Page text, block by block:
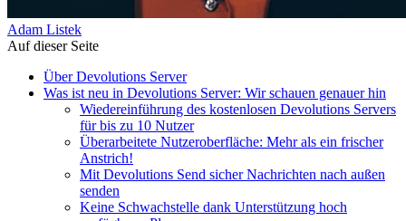
Adam Listek
Auf dieser Seite
Über Devolutions Server
Was ist neu in Devolutions Server: Wir schauen genauer hin
Wiedereinführung des kostenlosen Devolutions Servers
für bis zu 10 Nutzer
Überarbeitete Nutzeroberfläche: Mehr als ein frischer
Anstrich!
Mit Devolutions Send sicher Nachrichten nach außen
senden
Keine Schwachstelle dank Unterstützung hoch